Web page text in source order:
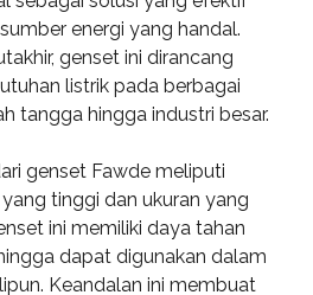
energi yang handal.
genset ini dirancang
listrik pada berbagai
tangga hingga industri besar.
genset Fawde meliputi
tinggi dan ukuran yang
ini memiliki daya tahan
dapat digunakan dalam
Keandalan ini membuat